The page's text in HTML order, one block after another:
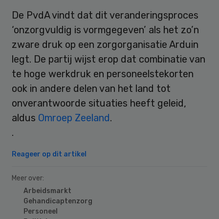
De PvdA vindt dat dit veranderingsproces
‘onzorgvuldig is vormgegeven’ als het zo’n
zware druk op een zorgorganisatie Arduin
legt. De partij wijst erop dat combinatie van
te hoge werkdruk en personeelstekorten
ook in andere delen van het land tot
onverantwoorde situaties heeft geleid,
aldus Omroep Zeeland.
.
Reageer op dit artikel
Meer over:
Arbeidsmarkt
Gehandicaptenzorg
Personeel